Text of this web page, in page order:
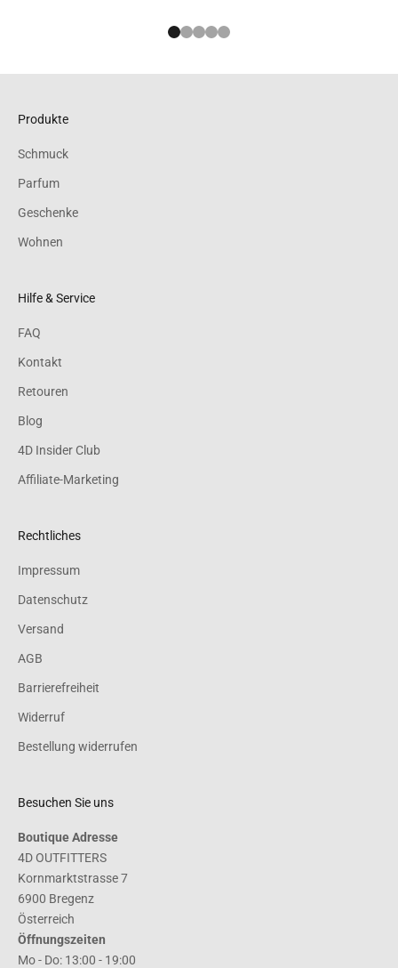
Gehe zu Element 1
Gehe zu Element 2
Gehe zu Element 3
Gehe zu Element 4
Gehe zu Element 5
Produkte
Schmuck
Parfum
Geschenke
Wohnen
Hilfe & Service
FAQ
Kontakt
Retouren
Blog
4D Insider Club
Affiliate-Marketing
Rechtliches
Impressum
Datenschutz
Versand
AGB
Barrierefreiheit
Widerruf
Bestellung widerrufen
Besuchen Sie uns
Boutique Adresse
4D OUTFITTERS
Kornmarktstrasse 7
6900 Bregenz
Österreich
Öffnungszeiten
Mo - Do: 13:00 - 19:00